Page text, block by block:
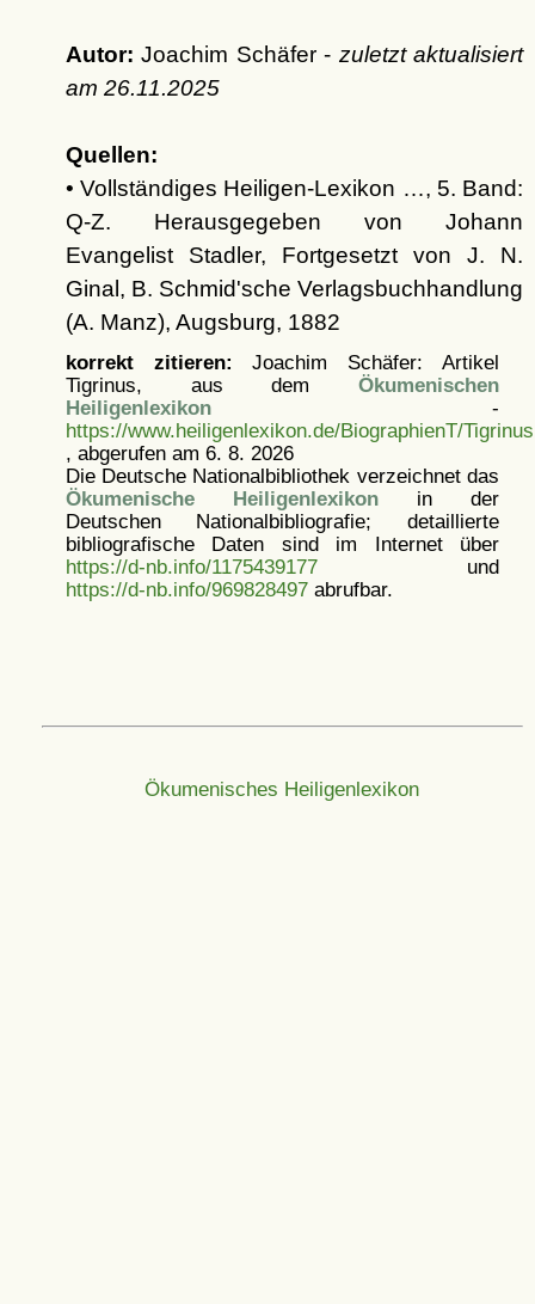
Autor: Joachim Schäfer - zuletzt aktualisiert
am 26.11.2025
Quellen:
• Vollständiges Heiligen-Lexikon …, 5. Band:
Q-Z. Herausgegeben von Johann
Evangelist Stadler, Fortgesetzt von J. N.
Ginal, B. Schmid'sche Verlagsbuchhandlung
(A. Manz), Augsburg, 1882
korrekt zitieren: Joachim Schäfer: Artikel
Tigrinus, aus dem Ökumenischen
Heiligenlexikon-
https://www.heiligenlexikon.de/BiographienT/
, abgerufen am 6. 8. 2026
Die Deutsche Nationalbibliothek verzeichnet das
Ökumenische Heiligenlexikonin der
Deutschen Nationalbibliografie; detaillierte
bibliografische Daten sind im Internet über
https://d-nb.info/1175439177und
https://d-nb.info/969828497abrufbar.
Ökumenisches Heiligenlexikon